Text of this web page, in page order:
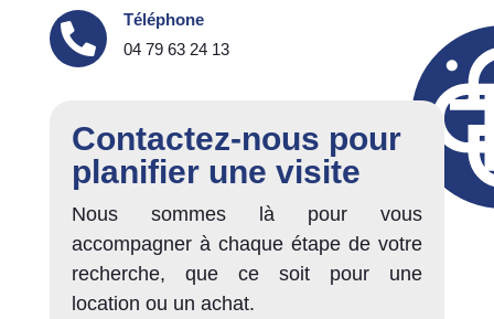

Téléphone
04 79 63 24 13
Contactez-nous pour
planifier une visite
Nous sommes là pour vous
accompagner à chaque étape de votre
recherche, que ce soit pour une
location ou un achat.